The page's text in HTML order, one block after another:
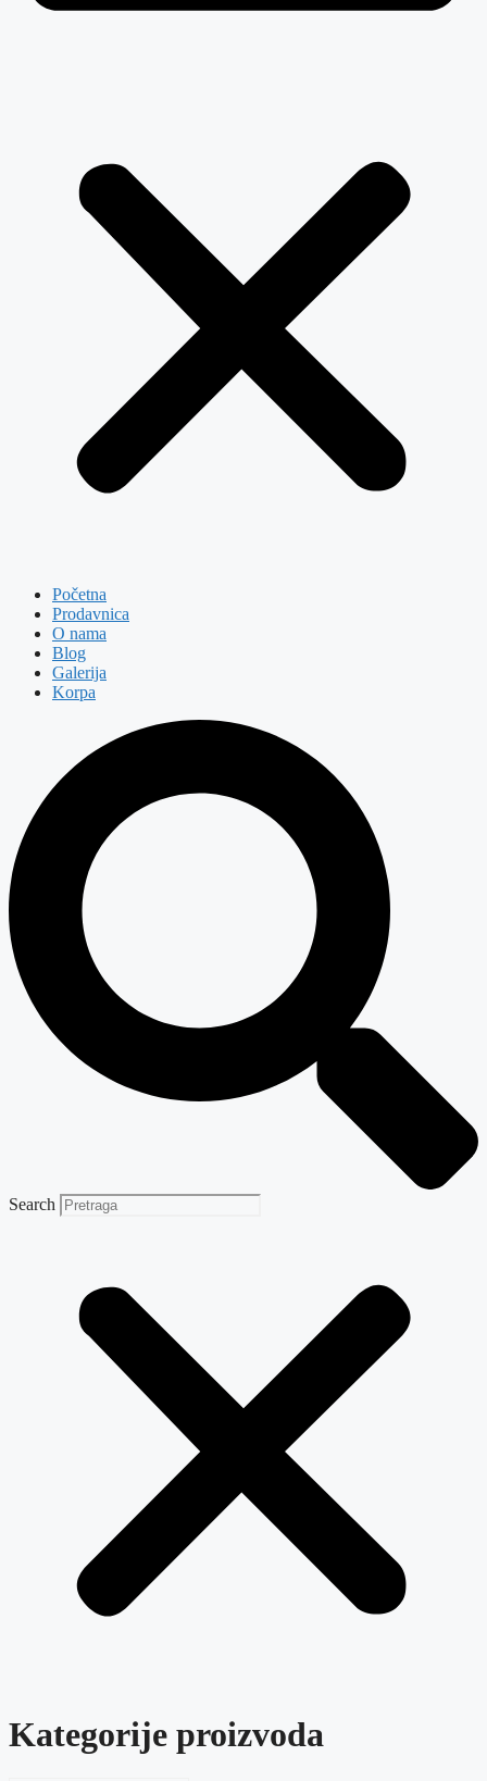
Početna
Prodavnica
O nama
Blog
Galerija
Korpa
Search
Kategorije proizvoda